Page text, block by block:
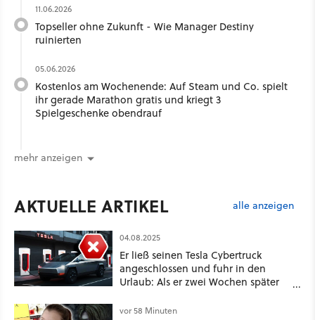
11.06.2026
Topseller ohne Zukunft - Wie Manager Destiny
ruinierten
05.06.2026
Kostenlos am Wochenende: Auf Steam und Co. spielt
ihr gerade Marathon gratis und kriegt 3
Spielgeschenke obendrauf
mehr anzeigen
AKTUELLE ARTIKEL alle anzeigen
04.08.2025
Er ließ seinen Tesla Cybertruck
angeschlossen und fuhr in den
Urlaub: Als er zwei Wochen später
mehr an
vor 58 Minuten